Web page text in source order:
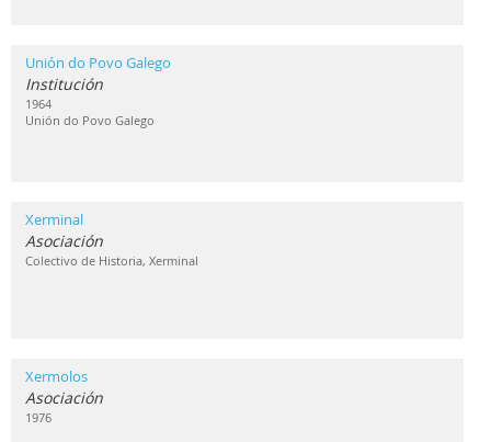
Unión do Povo Galego
Institución
1964
Unión do Povo Galego
Xerminal
Asociación
Colectivo de Historia, Xerminal
Xermolos
Asociación
1976